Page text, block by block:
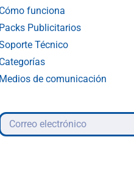
Cómo funciona
Packs Publicitarios
Técnico
Categorías
Medios de comunicación